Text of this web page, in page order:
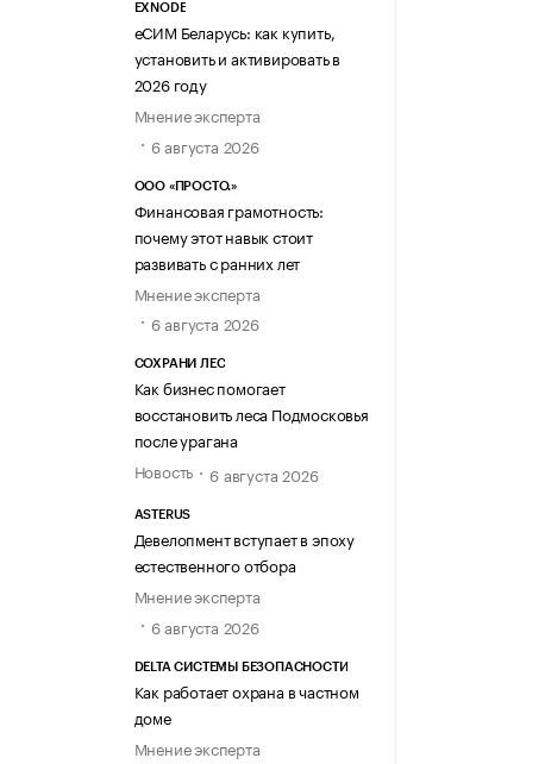
EXNODE
еСИМ Беларусь: как купить,
установить и активировать в
2026 году
Мнение эксперта
6 августа 2026
ООО «ПРОСТО.»
Финансовая грамотность:
почему этот навык стоит
развивать с ранних лет
Мнение эксперта
6 августа 2026
СОХРАНИ ЛЕС
Как бизнес помогает
восстановить леса Подмосковья
после урагана
Новость
6 августа 2026
ASTERUS
Девелопмент вступает в эпоху
естественного отбора
Мнение эксперта
6 августа 2026
DELTA СИСТЕМЫ БЕЗОПАСНОСТИ
Как работает охрана в частном
доме
Мнение эксперта